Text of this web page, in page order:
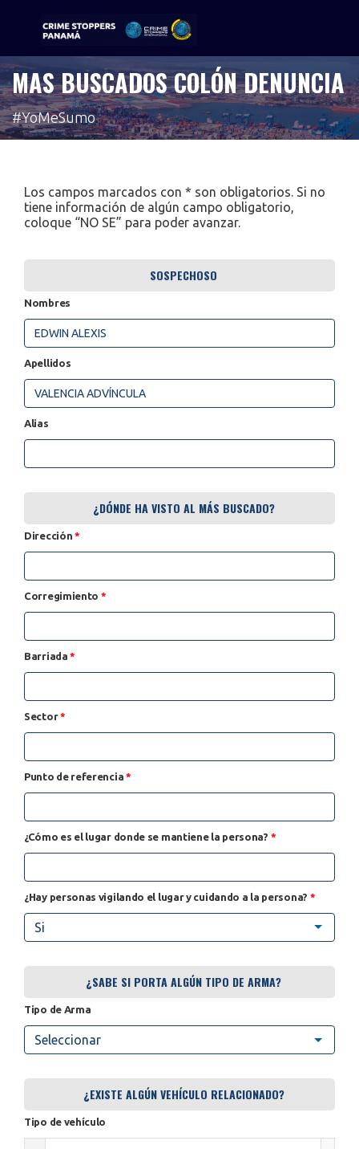
Sigue tu pista
MAS BUSCADOS COLÓN DENUNCIA
#YoMeSumo
Los campos marcados con * son obligatorios. Si no
tiene información de algún campo obligatorio,
coloque “NO SE” para poder avanzar.
SOSPECHOSO
Nombres
Apellidos
Alias
¿DÓNDE HA VISTO AL MÁS BUSCADO?
Dirección*
Corregimiento *
Barriada*
Sector*
Punto de referencia *
¿Cómo es el lugar donde se mantiene la persona? *
¿Hay personas vigilando el lugar y cuidando a la persona? *
Si
¿SABE SI PORTA ALGÚN TIPO DE ARMA?
Tipo de Arma
Seleccionar
¿EXISTE ALGÚN VEHÍCULO RELACIONADO?
Tipo de vehículo